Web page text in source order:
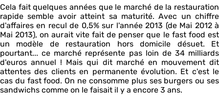
Cela fait quelques années que le marché de la restauration
rapide semble avoir atteint sa maturité. Avec un chiffre
d'affaires en recul de 0,5% sur l'année 2013 (de Mai 2012 à
Mai 2013), on aurait vite fait de penser que le fast food est
un modèle de restauration hors domicile désuet. Et
pourtant... ce marché représente pas loin de 34 milliards
d'euros annuel ! Mais qui dit marché en mouvement dit
attentes des clients en permanente évolution. Et c'est le
cas du fast food. On ne consomme plus ses burgers ou ses
sandwichs comme on le faisait il y a encore 3 ans.